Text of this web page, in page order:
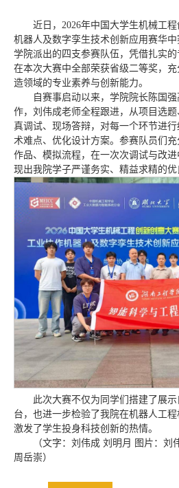
近日，2026年中国大学生机械工
机器人及数字孪生技术创新应用赛华中
学院派出的四支参赛队伍，凭借扎实
在本次大赛中全部荣获省级二等奖，
造领域的专业素养与创新能力。
自赛事启动以来，学院院长陈国
作，刘伟成老师全程跟进，从项目选
真调试、现场答辩，对每一个环节进
术难点、优化设计方案。参赛队员们
作品、模拟流程，在一次次调试与改
现出我院学子严谨务实、精益求精的优
此次大赛不仅为同学们搭建了展
台，也进一步检验了我院在机器人工
激发了学生投身科技创新的热情。
（文字：刘伟成 刘明月 图片：
周岳崇）